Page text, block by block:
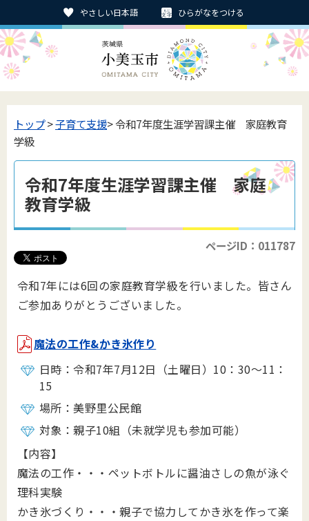
やさしい日本語 ひらがなをつける
トップ>子育て支援> 令和7年度生涯学習課主催 家庭教育
学級
令和7年度生涯学習課主催 家庭
教育学級
ページID：011787
令和7年には6回の家庭教育学級を行いました。皆さん
ご参加ありがとうございました。
魔法の工作&かき氷作り
日時：令和7年7月12日（土曜日）10：30～11：
15
場所：美野里公民館
対象：親子10組（未就学児も参加可能）
【内容】
魔法の工作・・・ペットボトルに醤油さしの魚が泳ぐ
理科実験
かき氷づくり・・・親子で協力してかき氷を作って楽